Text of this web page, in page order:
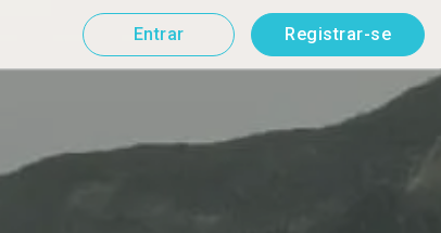
Entrar Registrar-se